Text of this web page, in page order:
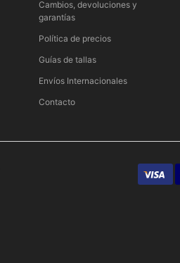
Cambios, devoluciones y
garantías
Política de precios
Guías de tallas
Envíos Internacionales
Contacto